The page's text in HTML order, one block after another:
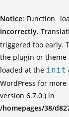
Notice: Function
incorrectly.
triggered too early.
the plugin or theme
loaded at the init
WordPress for more
version 6.7.0.) in
/homepages/38/